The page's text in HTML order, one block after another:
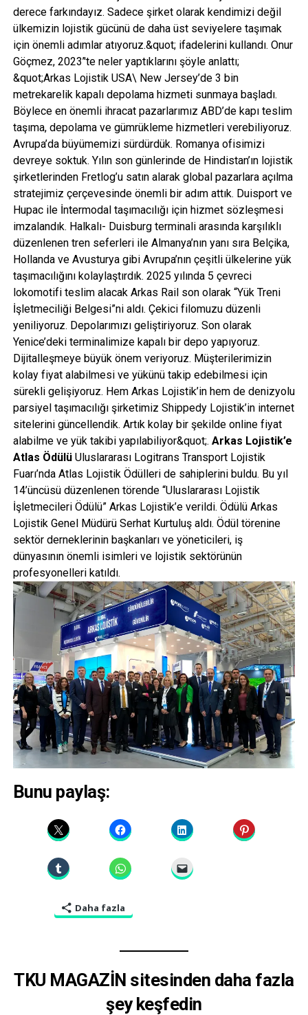
derece farkındayız. Sadece şirket olarak kendimizi değil
ülkemizin lojistik gücünü de daha üst seviyelere taşımak
için önemli adımlar atıyoruz.&quot; ifadelerini kullandı. Onur
Göçmez, 2023’'te neler yaptıklarını şöyle anlattı;
&quot;Arkas Lojistik USA\ New Jersey’de 3 bin
metrekarelik kapalı depolama hizmeti sunmaya başladı.
Böylece en önemli ihracat pazarlarımız ABD’de kapı teslim
taşıma, depolama ve gümrükleme hizmetleri verebiliyoruz.
Avrupa’da büyümemizi sürdürdük. Romanya ofisimizi
devreye soktuk. Yılın son günlerinde de Hindistan’ın lojistik
şirketlerinden Fretlog’u satın alarak global pazarlara açılma
stratejimiz çerçevesinde önemli bir adım attık. Duisport ve
Hupac ile İntermodal taşımacılığı için hizmet sözleşmesi
imzalandık. Halkalı- Duisburg terminali arasında karşılıklı
düzenlenen tren seferleri ile Almanya’nın yanı sıra Belçika,
Hollanda ve Avusturya gibi Avrupa’nın çeşitli ülkelerine yük
taşımacılığını kolaylaştırdık. 2025 yılında 5 çevreci
lokomotifi teslim alacak Arkas Rail son olarak “Yük Treni
İşletmeciliği Belgesi”ni aldı. Çekici filomuzu düzenli
yeniliyoruz. Depolarımızı geliştiriyoruz. Son olarak
Yenice’deki terminalimize kapalı bir depo yapıyoruz.
Dijitalleşmeye büyük önem veriyoruz. Müşterilerimizin
kolay fiyat alabilmesi ve yükünü takip edebilmesi için
sürekli gelişiyoruz. Hem Arkas Lojistik’in hem de denizyolu
parsiyel taşımacılığı şirketimiz Shippedy Lojistik’in internet
sitelerini güncellendik. Artık kolay bir şekilde online fiyat
alabilme ve yük takibi yapılabiliyor&quot;. Arkas Lojistik’e
Atlas ÖdülüUluslararası Logitrans Transport Lojistik
Fuarı’nda Atlas Lojistik Ödülleri de sahiplerini buldu. Bu yıl
14’üncüsü düzenlenen törende “Uluslararası Lojistik
İşletmecileri Ödülü” Arkas Lojistik’e verildi. Ödülü Arkas
Lojistik Genel Müdürü Serhat Kurtuluş aldı. Ödül törenine
sektör derneklerinin başkanları ve yöneticileri, iş
dünyasının önemli isimleri ve lojistik sektörünün
profesyonelleri katıldı.
Bunu paylaş:
Daha fazla
TKU MAGAZİN sitesinden daha fazla
şey keşfedin